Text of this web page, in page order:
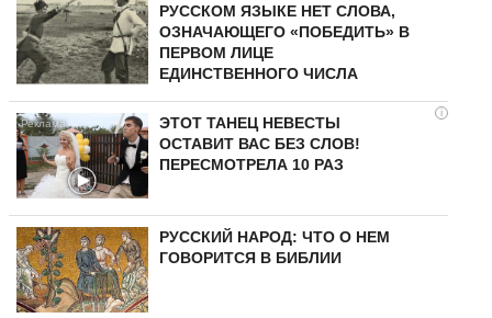
РУССКОМ ЯЗЫКЕ НЕТ СЛОВА,
ОЗНАЧАЮЩЕГО «ПОБЕДИТЬ» В
ПЕРВОМ ЛИЦЕ
ЕДИНСТВЕННОГО ЧИСЛА
i
ЭТОТ ТАНЕЦ НЕВЕСТЫ
ОСТАВИТ ВАС БЕЗ СЛОВ!
ПЕРЕСМОТРЕЛА 10 РАЗ
РУССКИЙ НАРОД: ЧТО О НЕМ
ГОВОРИТСЯ В БИБЛИИ